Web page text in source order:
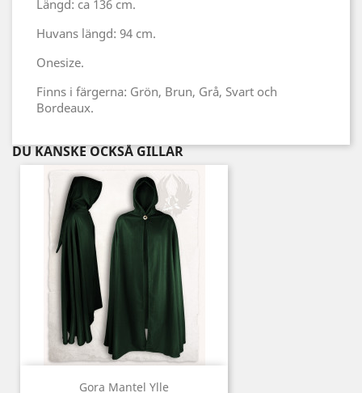
Längd: ca 136 cm.
Huvans längd: 94 cm.
Onesize.
Finns i färgerna: Grön, Brun, Grå, Svart och
Bordeaux.
DU KANSKE OCKSÅ GILLAR
Gora Mantel Ylle